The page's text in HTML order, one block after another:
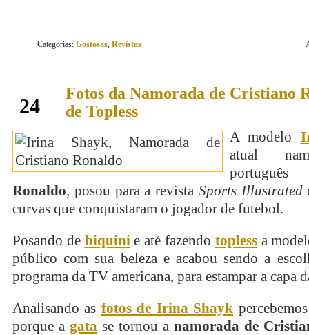
Categorias: Gostosas, Revistas
24
Fotos da Namorada de Cristiano
de Topless
A modelo
atual
Ronaldo, posou para a revista Sports Illustrated
curvas que conquistaram o jogador de futebol.
Posando de biquinie até fazendo toplessa
público com sua beleza e acabou sendo a
programa da TV americana, para estampar a capa
Analisando as fotos de Irina Shayk
porque a gata se tornou a namorada de